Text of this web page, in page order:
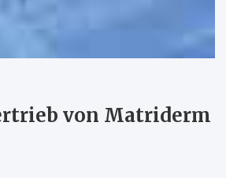
von Matriderm